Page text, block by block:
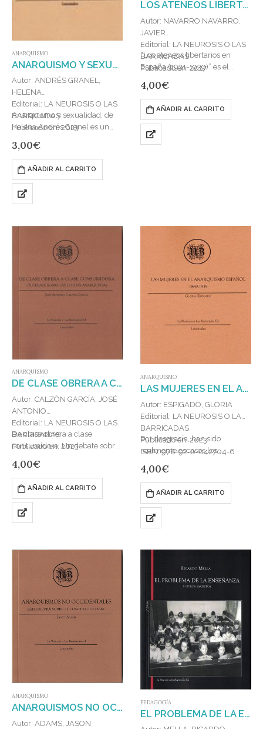
ANARQUISMO
ANARQUISMO Y SEXUALIDAD
Autor: ANDRÉS GRANEL,
HELENA
Editorial: LA NEUROSIS O LAS
BARRICADAS
Publicado en: 2023
Anarquismo y sexualidad, de
Helena Andrés Granel es un
del anarquismo en el primer…
3,00€
AÑADIR AL CARRITO
LOS ATENEOS LIBERTARIOS EN ESPAÑA (1931-1939)
Autor: NAVARRO NAVARRO,
JAVIER
Editorial: LA NEUROSIS O LAS
BARRICADAS
Publicado en: 2017
“Los ateneos libertarios en
España (1931-1939)” es el
Lmentales. Este trabajo de
Javier Navarro…
4,00€
AÑADIR AL CARRITO
ANARQUISMO
DE CLASE OBRERA A CLASE CONSUMIDORA
Autor: CALZÓN GARCÍA, JOSÉ
ANTONIO
Editorial: LA NEUROSIS O LAS
BARRICADAS
Publicado en: 2023
De clase obrera a clase
consumidora. Un debate sobre
noveno título de la…
4,00€
AÑADIR AL CARRITO
ANARQUISMO
LAS MUJERES EN EL ANARQUISMO ESPAÑOL 1869-1939
Autor: ESPIGADO, GLORIA
Editorial: LA NEUROSIS O LAS
BARRICADAS
Publicado en: 2023
ISBN: 978-92-0-042704-6
Por desgracia, han sido
realmente escasos los
ocupado de analizar todo lo
relacionado con las cuestiones…
4,00€
AÑADIR AL CARRITO
ANARQUISMO
ANARQUISMOS NO OCCIDENTALES
Autor: ADAMS, JASON
PEDAGOGÍA
EL PROBLEMA DE LA ENSEÑANZA Y OTROS ESCRITOS